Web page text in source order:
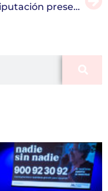
La Diputación presenta el documental ‘Al otro lado’ para visibilizar su lucha contra la soledad no deseada entre las personas mayores